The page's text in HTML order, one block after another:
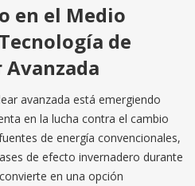
en el Medio
de
avanzada está emergiendo
en la lucha contra el cambio
de energía convencionales,
de efecto invernadero durante
en una opción